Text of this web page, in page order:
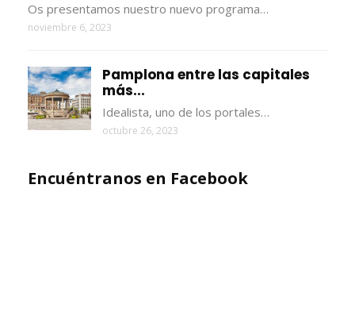
Os presentamos nuestro nuevo programa…
noviembre 6, 2023
Pamplona entre las capitales
más...
Idealista, uno de los portales…
octubre 26, 2023
Encuéntranos en Facebook